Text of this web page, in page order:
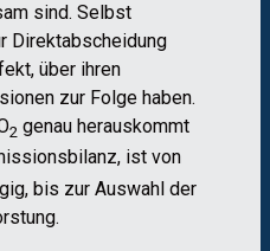
sind. Selbst
Direktabscheidung
über ihren
zur Folge haben.
2 genau herauskommt
ist von
bis zur Auswahl der